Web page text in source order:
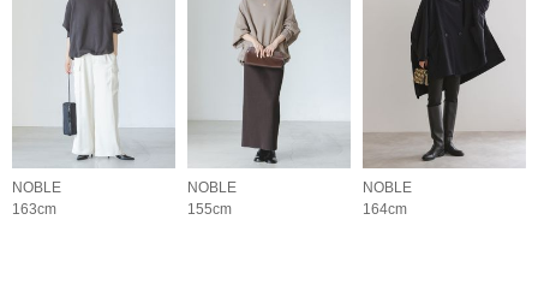
NOBLE
163cm
NOBLE
155cm
NOBLE
164cm